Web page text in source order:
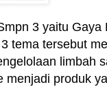
3 yaitu
tema tersebut
limbah
menjadi produk